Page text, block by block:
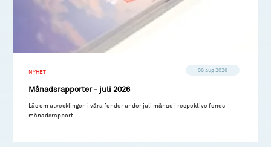
NYHET 06 aug 2026
Månadsrapporter - juli 2026
Läs om utvecklingen i våra fonder under juli månad i respektive fonds
månadsrapport.